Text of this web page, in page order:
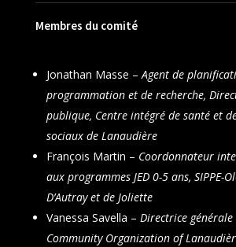
Membres du comité
Jonathan Masse –Agent de
programmation et de recherche,
publique, Centre intégré de santé et
sociaux de Lanaudière
François Martin – Coordonnateur
aux programmes JED 0-5 ans, SIPPE-
D’Autray et de Joliette
Vanessa Savella – Directrice générale
Community Organization of